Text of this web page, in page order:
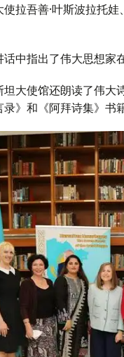
拉吾善·叶斯波拉托
中指出了伟大思想家
大使馆还朗读了伟大
》和《阿拜诗集》书籍